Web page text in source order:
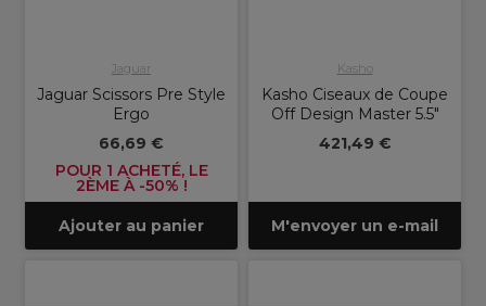
Jaguar
Jaguar Scissors Pre Style
Ergo
66,69 €
POUR 1 ACHETÉ, LE
2ÈME À -50% !
Ajouter au panier
Kasho
Kasho Ciseaux de Coupe
Off Design Master 5.5"
421,49 €
M'envoyer un e-mail